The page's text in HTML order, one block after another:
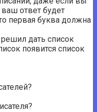
ответ будет
первая буква должна
дать список
появится список